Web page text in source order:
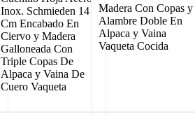
Inox. Schmieden 14
Cm Encabado En
Ciervo y Madera
Galloneada Con
Triple Copas De
Alpaca y Vaina De
Cuero Vaqueta
Madera Con Copas y
Alambre Doble En
Alpaca y Vaina
Vaqueta Cocida